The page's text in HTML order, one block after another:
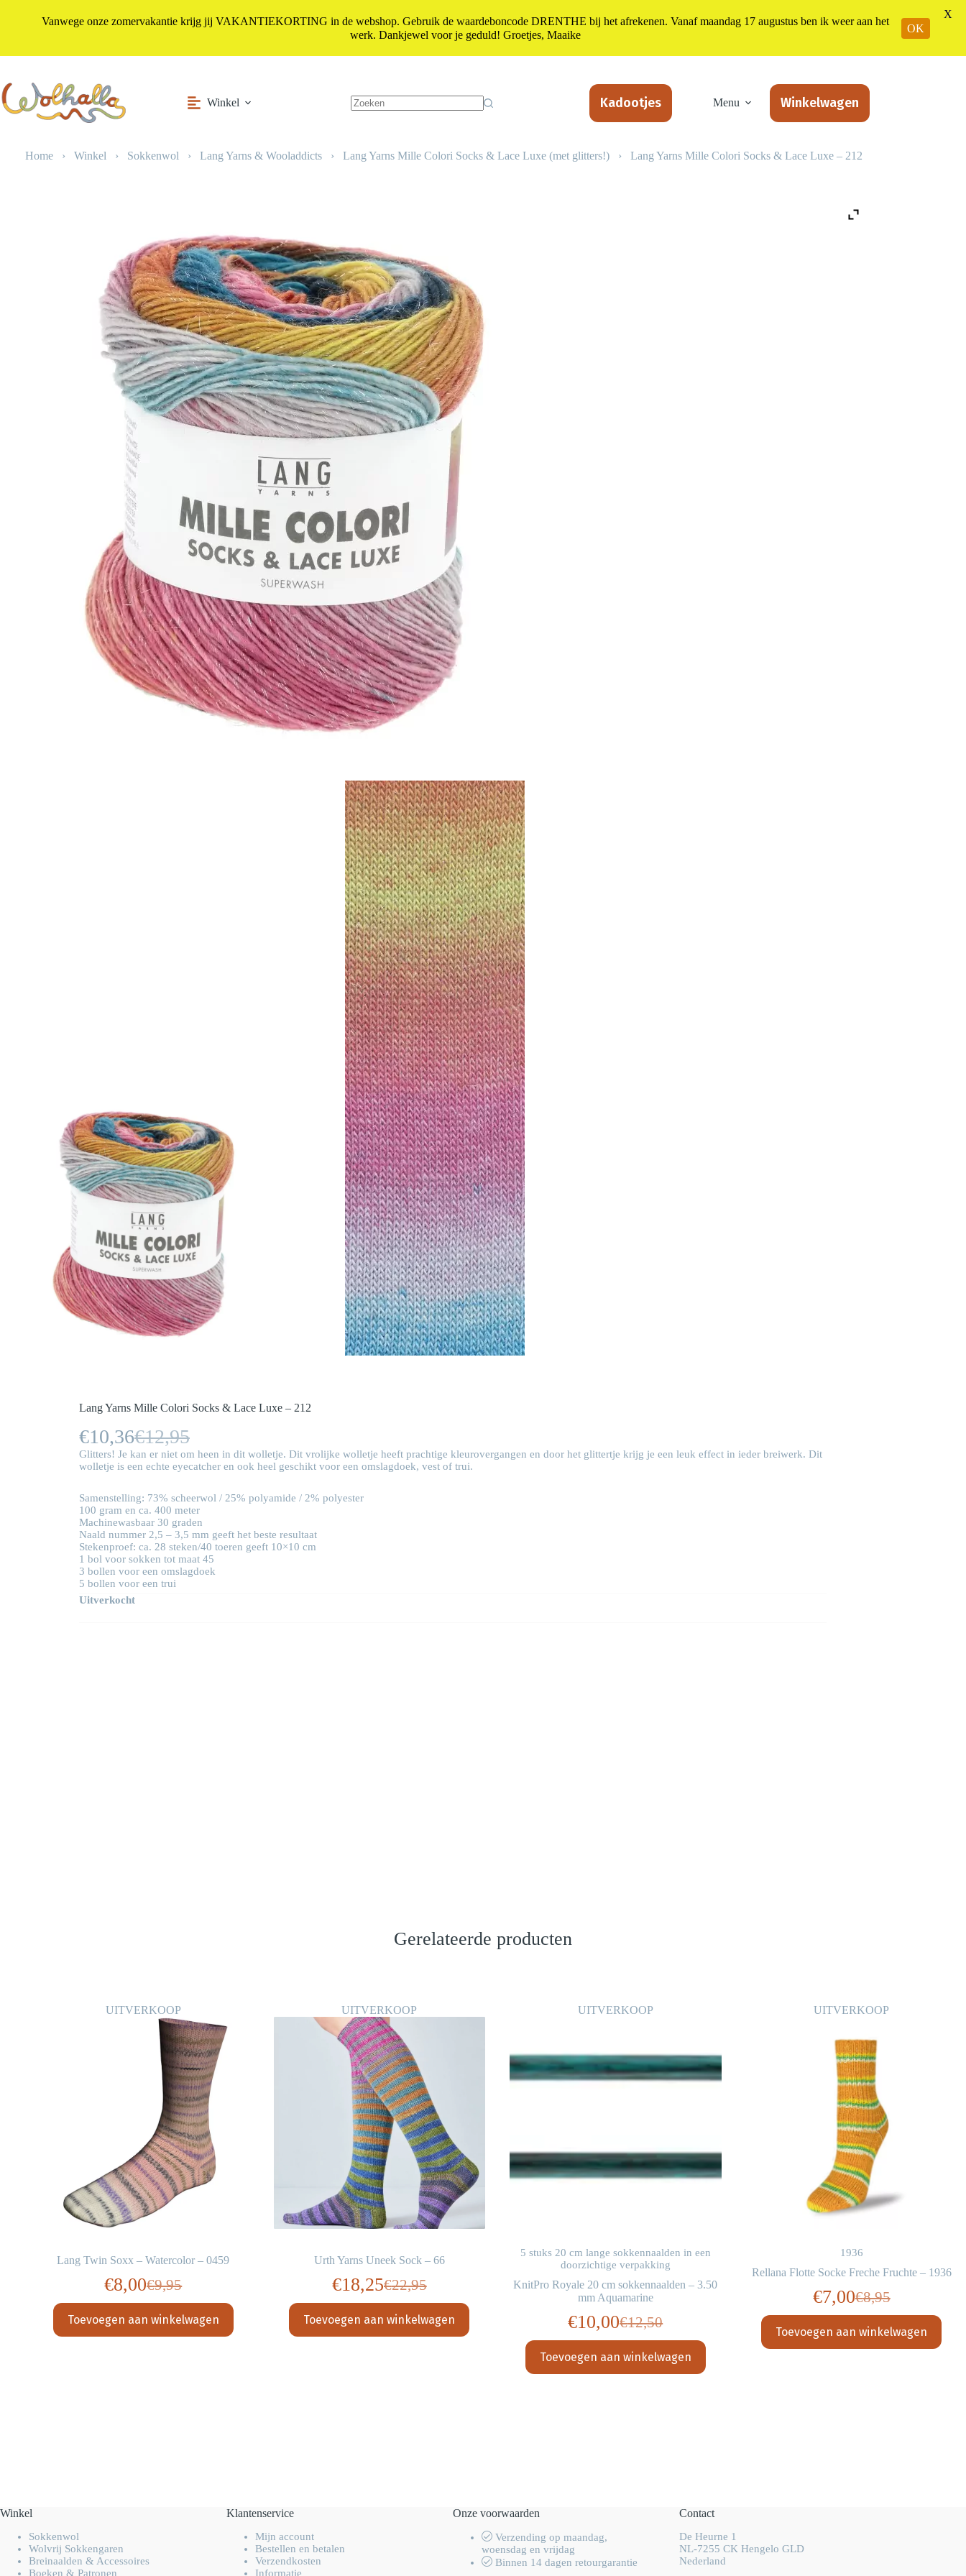
de
inhoud
Winkel
Kadootjes Menu Winkelwagen
Home › Winkel › Sokkenwol › Lang Yarns & Wooladdicts › Lang Yarns Mille Colori Socks & Lace Luxe (met glitters!) › Lang Yarns Mille Colori Socks & Lace Luxe – 212
Lang Yarns Mille Colori Socks & Lace Luxe – 212
€12,95
Oorspronkelijke
prijs
was:
€12,95.
€10,36Huidige
prijs
is:
€10,36.
Glitters! Je kan er niet om heen in dit wolletje. Dit vrolijke wolletje heeft prachtige kleurovergangen en door het glittertje krijg je een leuk effect in ieder breiwerk. Dit
wolletje is een echte eyecatcher en ook heel geschikt voor een omslagdoek, vest of trui.
Samenstelling: 73% scheerwol / 25% polyamide / 2% polyester
100 gram en ca. 400 meter
Machinewasbaar 30 graden
Naald nummer 2,5 – 3,5 mm geeft het beste resultaat
Stekenproef: ca. 28 steken/40 toeren geeft 10×10 cm
1 bol voor sokken tot maat 45
3 bollen voor een omslagdoek
5 bollen voor een trui
Uitverkocht
Gerelateerde producten
UITVERKOOP
Lang Twin Soxx – Watercolor – 0459
€9,95
Oorspronkelijke
prijs
was:
€8,00Huidige
prijs
is:
Toevoegen aan winkelwagen
UITVERKOOP
Urth Yarns Uneek Sock – 66
€22,95
Oorspronkelijke
prijs
was:
€18,25Huidige
prijs
is:
Toevoegen aan winkelwagen
UITVERKOOP
5 stuks 20 cm lange sokkennaalden in een
doorzichtige verpakking
KnitPro Royale 20 cm sokkennaalden – 3.50
mm Aquamarine
€12,50
Oorspronkelijke
prijs
was:
€10,00Huidige
prijs
is:
Toevoegen aan winkelwagen
UITVERKOOP
1936
Rellana Flotte Socke Freche Fruchte – 1936
€8,95
prijs
was:
€7,00Huidige
prijs
is:
Toevoegen aan winkelwagen
Winkel
Sokkenwol
Wolvrij Sokkengaren
Breinaalden & Accessoires
Boeken & Patronen
Klantenservice
Mijn account
Bestellen en betalen
Verzendkosten
Informatie
Onze voorwaarden
Verzending op maandag,
woensdag en vrijdag
Binnen 14 dagen retourgarantie
Contact
De Heurne 1
NL-7255 CK Hengelo GLD
Nederland
Vanwege onze zomervakantie krijg jij VAKANTIEKORTING in de webshop. Gebruik de waardeboncode DRENTHE bij het afrekenen. Vanaf maandag 17 augustus ben ik weer aan het
werk. Dankjewel voor je geduld! Groetjes, Maaike
OK
X